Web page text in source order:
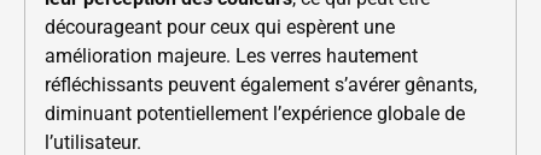
décourageant pour ceux qui espèrent une
amélioration majeure. Les verres hautement
réfléchissants peuvent également s’avérer gênants,
diminuant potentiellement l’expérience globale de
l’utilisateur.